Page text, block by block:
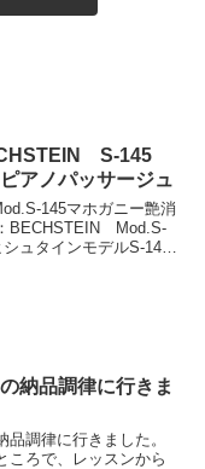
S-145
アノパッサージュ
145マホガニー艶消
BECHSTEIN Mod.S-
ュタインモデルS-145
納品調律に行きま
品調律に行きました。
ころで、レッスンから